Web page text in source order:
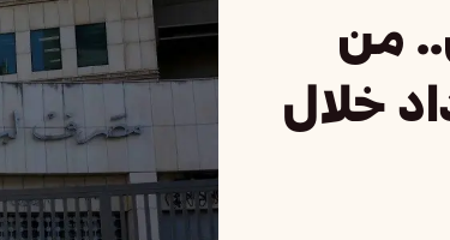
من
خلال